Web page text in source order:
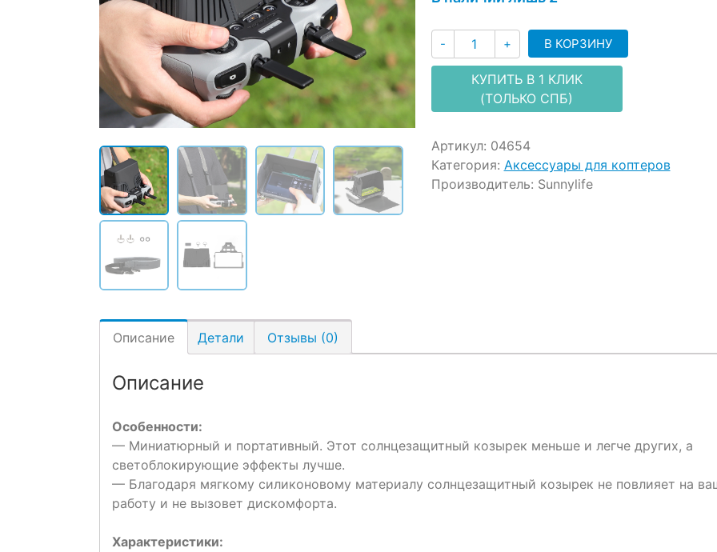
- Количество
+ В КОРЗИНУ
КУПИТЬ В 1 КЛИК
(ТОЛЬКО СПБ)
Артикул: 04654
Категория: Аксессуары для коптеров
Производитель: Sunnylife
Описание Детали Отзывы (0)
Описание
Особенности:
— Миниатюрный и портативный. Этот солнцезащитный козырек меньше и легче других, а
светоблокирующие эффекты лучше.
— Благодаря мягкому силиконовому материалу солнцезащитный козырек не повлияет на
работу и не вызовет дискомфорта.
Характеристики: